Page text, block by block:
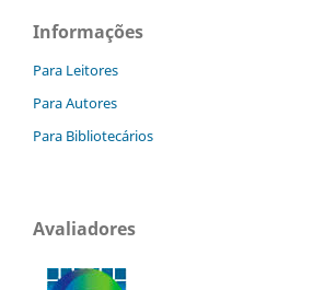
Informações
Para Leitores
Para Autores
Para Bibliotecários
Avaliadores